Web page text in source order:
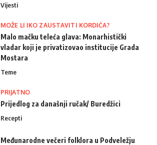
Vijesti
MOŽE LI IKO ZAUSTAVITI KORDIĆA?
Malo mačku teleća glava: Monarhistički
vladar koji je privatizovao institucije Grada
Mostara
Teme
PRIJATNO
Prijedlog za današnji ručak/ Buredžici
Recepti
Međunarodne večeri folklora u Podveležju